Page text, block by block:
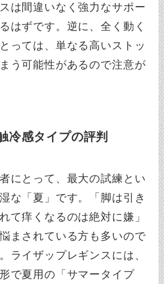
は間違いなく強力なサポー
はずです。逆に、全く動く
っては、単なる高いストッ
う可能性があるので注意が
冷感タイプの評判
にとって、最大の試練とい
な「夏」です。「脚は引き
て痒くなるのは絶対に嫌」
まされている方も多いので
ライザップレギンスには、
で夏用の「サマータイプ